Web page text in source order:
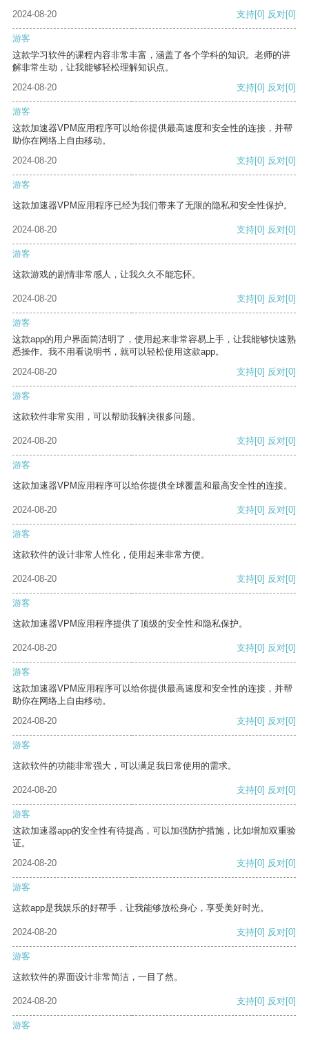
2024-08-20 支持[0] 反对[0]
游客
这款学习软件的课程内容非常丰富，涵盖了各个学科的知识。老师的讲
解非常生动，让我能够轻松理解知识点。
2024-08-20
支持[0] 反对[0]
游客
这款加速器VPM应用程序可以给你提供最高速度和安全性的连接，并帮
助你在网络上自由移动。
2024-08-20
支持[0] 反对[0]
游客
这款加速器VPM应用程序已经为我们带来了无限的隐私和安全性保护。
2024-08-20 支持[0] 反对[0]
游客
这款游戏的剧情非常感人，让我久久不能忘怀。
2024-08-20 支持[0] 反对[0]
游客
这款app的用户界面简洁明了，使用起来非常容易上手，让我能够快速熟
悉操作。我不用看说明书，就可以轻松使用这款app。
2024-08-20
支持[0] 反对[0]
游客
这款软件非常实用，可以帮助我解决很多问题。
2024-08-20 支持[0] 反对[0]
游客
这款加速器VPM应用程序可以给你提供全球覆盖和最高安全性的连接。
2024-08-20 支持[0] 反对[0]
游客
这款软件的设计非常人性化，使用起来非常方便。
2024-08-20 支持[0] 反对[0]
游客
这款加速器VPM应用程序提供了顶级的安全性和隐私保护。
2024-08-20 支持[0] 反对[0]
游客
这款加速器VPM应用程序可以给你提供最高速度和安全性的连接，并帮
助你在网络上自由移动。
2024-08-20
支持[0] 反对[0]
游客
这款软件的功能非常强大，可以满足我日常使用的需求。
2024-08-20 支持[0] 反对[0]
游客
这款加速器app的安全性有待提高，可以加强防护措施，比如增加双重验
证。
2024-08-20
支持[0] 反对[0]
游客
这款app是我娱乐的好帮手，让我能够放松身心，享受美好时光。
2024-08-20 支持[0] 反对[0]
游客
这款软件的界面设计非常简洁，一目了然。
2024-08-20 支持[0] 反对[0]
游客